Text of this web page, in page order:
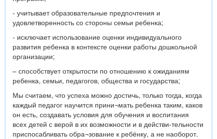
- учитывает образовательные предпочтения и
удовлетворенность со стороны семьи ребенка;
- исключает использование оценки индивидуального
развития ребенка в контексте оценки работы дошкольной
организации;
– способствует открытости по отношению к ожиданиям
ребенка, семьи, педагогов, общества и государства;
Мы считаем, что успеха можно достичь, только тогда, когда
каждый педагог научится прини¬мать ребенка таким, каков
он есть, создавать условия для обучения и воспитания
всех детей с верой в их возможности и в действи-тельности
приспосабливать обра¬зование к ребёнку, а не наоборот.